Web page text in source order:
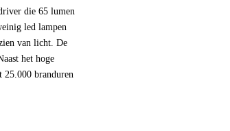
die 65 lumen
led lampen
van licht. De
het hoge
25.000 branduren